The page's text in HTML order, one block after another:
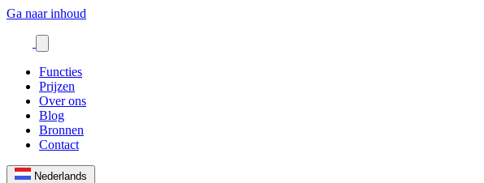
Ga naar inhoud
Functies
Prijzen
Over ons
Blog
Bronnen
Contact
Nederlands